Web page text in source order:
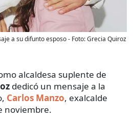
a su difunto esposo- Foto:Grecia Quiroz
alcaldesa suplente de
dedicó un mensaje a la
Carlos Manzo, exalcalde
noviembre.